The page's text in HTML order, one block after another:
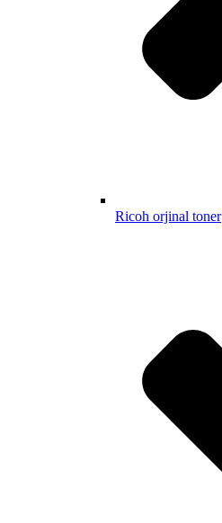
Ricoh orjinal toner